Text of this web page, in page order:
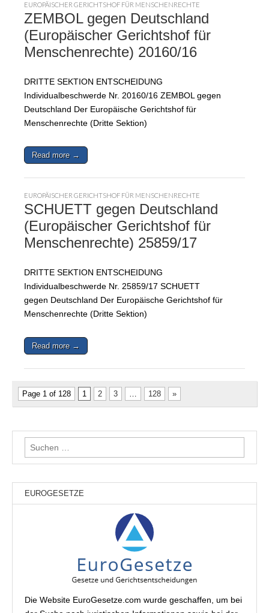
EUROPÄISCHER GERICHTSHOF FÜR MENSCHENRECHTE
ZEMBOL gegen Deutschland
(Europäischer Gerichtshof für
Menschenrechte) 20160/16
DRITTE SEKTION ENTSCHEIDUNG
Individualbeschwerde Nr. 20160/16 ZEMBOL gegen
Deutschland Der Europäische Gerichtshof für
Menschenrechte (Dritte Sektion)
Read more →
EUROPÄISCHER GERICHTSHOF FÜR MENSCHENRECHTE
SCHUETT gegen Deutschland
(Europäischer Gerichtshof für
Menschenrechte) 25859/17
DRITTE SEKTION ENTSCHEIDUNG
Individualbeschwerde Nr. 25859/17 SCHUETT
gegen Deutschland Der Europäische Gerichtshof für
Menschenrechte (Dritte Sektion)
Read more →
Page 1 of 128 1 2 3 … 128 »
Suchen
nach:
EUROGESETZE
Die Website EuroGesetze.com wurde geschaffen, um bei